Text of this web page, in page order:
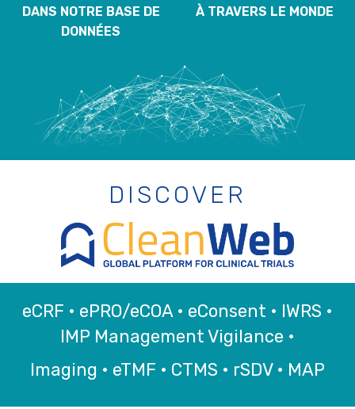
DANS NOTRE BASE DE
DONNÉES
À TRAVERS LE MONDE
DISCOVER
eCRF • ePRO/eCOA • eConsent • IWRS •
IMP Management Vigilance •
Imaging • eTMF • CTMS • rSDV • MAP